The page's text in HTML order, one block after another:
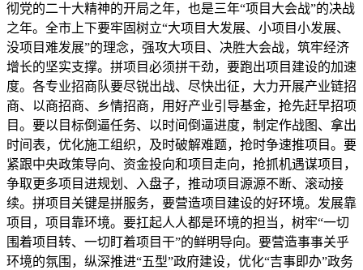
彻党的二十大精神的开局之年，也是三年“项目大会战”的决战
之年。全市上下要牢固树立“大项目大发展、小项目小发展、
没项目难发展”的理念，强攻大项目、决胜大会战，筑牢经济
增长的坚实支撑。拼项目必须拼干劲，要跑出项目建设的加速
度。各专业招商队要尽锐出战、尽快出征，大力开展产业链招
商、以商招商、乡情招商，用好产业引导基金，抢先赶早招项
目。要以目标倒逼任务、以时间倒逼进度，制定作战图、拿出
时间表，优化施工组织，及时破解难题，抢时争速推项目。要
紧跟中央政策导向、资金投向和项目走向，抢抓机遇谋项目，
争取更多项目进规划、入盘子，推动项目源源不断、滚动接
续。拼项目关键是拼服务，要营造项目建设的好环境。发展靠
项目，项目靠环境。要扛起人人都是环境的担当，树牢“一切
围着项目转、一切盯着项目干”的鲜明导向。要营造事事关乎
环境的氛围，纵深推进“五型”政府建设，优化“吉事即办”政务